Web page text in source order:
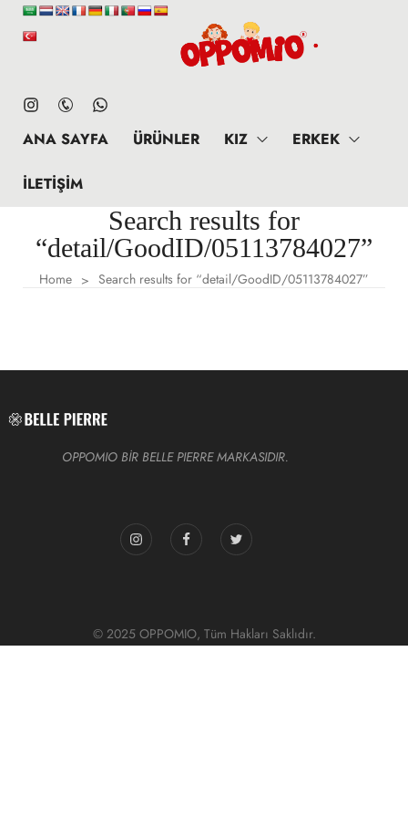
ANA SAYFA ÜRÜNLER KIZ ERKEK
İLETIŞIM
Search results for
“detail/GoodID/05113784027”
Home > Search results for “detail/GoodID/05113784027”
OPPOMIO BİR BELLE PIERRE MARKASIDIR.
© 2025 OPPOMIO, Tüm Hakları Saklıdır.